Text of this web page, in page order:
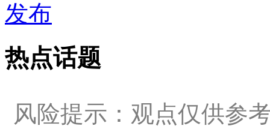
发布
热点话题
风险提示：观点仅供参